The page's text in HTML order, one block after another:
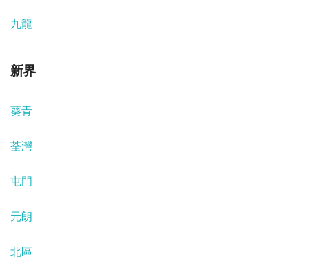
九龍
新界
葵青
荃灣
屯門
元朗
北區